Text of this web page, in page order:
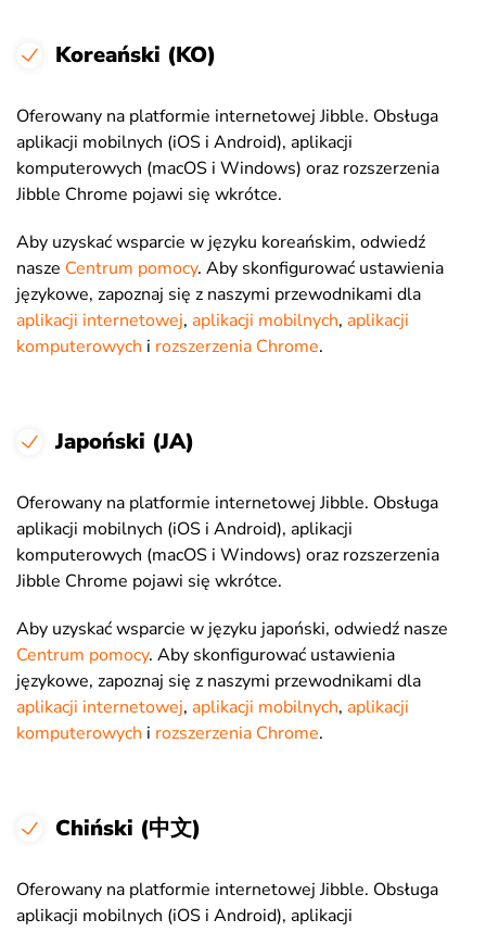
Koreański (KO)
Oferowany na platformie internetowej Jibble. Obsługa
aplikacji mobilnych (iOS i Android), aplikacji
komputerowych (macOS i Windows) oraz rozszerzenia
Jibble Chrome pojawi się wkrótce.
Aby uzyskać wsparcie w języku koreańskim, odwiedź
nasze Centrum pomocy. Aby skonfigurować ustawienia
językowe, zapoznaj się z naszymi przewodnikami dla
aplikacji internetowej, aplikacji mobilnych, aplikacji
komputerowych i rozszerzenia Chrome.
Japoński (JA)
Oferowany na platformie internetowej Jibble. Obsługa
aplikacji mobilnych (iOS i Android), aplikacji
komputerowych (macOS i Windows) oraz rozszerzenia
Jibble Chrome pojawi się wkrótce.
Aby uzyskać wsparcie w języku japoński, odwiedź nasze
Centrum pomocy. Aby skonfigurować ustawienia
językowe, zapoznaj się z naszymi przewodnikami dla
aplikacji internetowej, aplikacji mobilnych, aplikacji
komputerowych i rozszerzenia Chrome.
Chiński (中文)
Oferowany na platformie internetowej Jibble. Obsługa
aplikacji mobilnych (iOS i Android), aplikacji